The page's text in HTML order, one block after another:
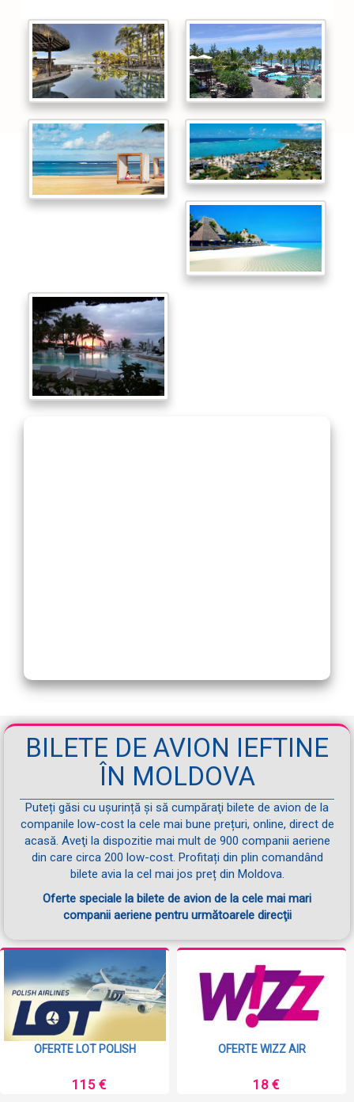
BILETE DE AVION IEFTINE
ÎN MOLDOVA
Puteți găsi cu ușurință și să cumpăraţi bilete de avion de la
companile low-cost la cele mai bune prețuri, online, direct de
acasă. Aveţi la dispozitie mai mult de 900 companii aeriene
din care circa 200 low-cost. Profitați din plin comandând
bilete avia la cel mai jos preț din Moldova.
Oferte speciale la bilete de avion de la cele mai mari
companii aeriene pentru următoarele direcţii
OFERTE LOT POLISH
115 €
OFERTE WIZZ AIR
18 €